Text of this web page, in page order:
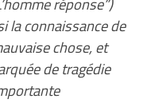
la connaissance de
chose, et
de tragédie